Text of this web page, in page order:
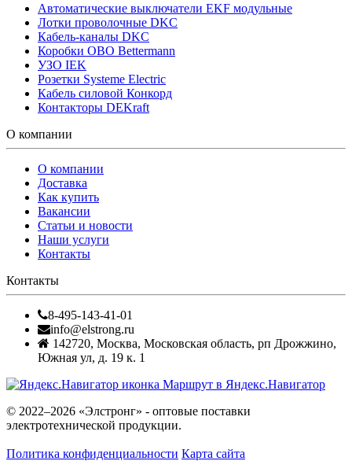
Автоматические выключатели EKF модульные
Лотки проволочные DKC
Кабель-каналы DKC
Коробки OBO Bettermann
УЗО IEK
Розетки Systeme Electric
Кабель силовой Конкорд
Контакторы DEKraft
О компании
О компании
Доставка
Как купить
Вакансии
Статьи и новости
Наши услуги
Контакты
Контакты
8-495-143-41-01
info@elstrong.ru
142720, Москва, Московская область, рп Дрожжино,
Южная ул, д. 19 к. 1
Маршрут в Яндекс.Навигатор
© 2022–2026 «Элстронг» - оптовые поставки
электротехнической продукции.
Политика конфиденциальности Карта сайта